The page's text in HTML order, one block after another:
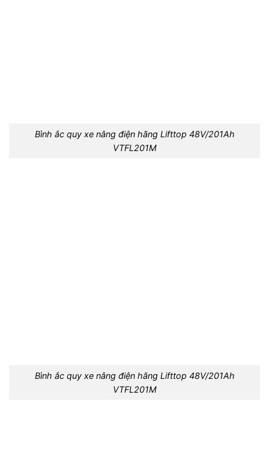
Bình ắc quy xe nâng điện hãng Lifttop 48V/201Ah
VTFL201M
Bình ắc quy xe nâng điện hãng Lifttop 48V/201Ah
VTFL201M